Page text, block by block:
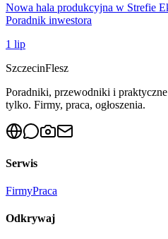
Nowa hala produkcyjna w Strefie
Poradnik inwestora
1 lip
SzczecinFlesz
Poradniki, przewodniki i
tylko. Firmy, praca, ogłoszenia.
Serwis
FirmyPraca
Odkrywaj